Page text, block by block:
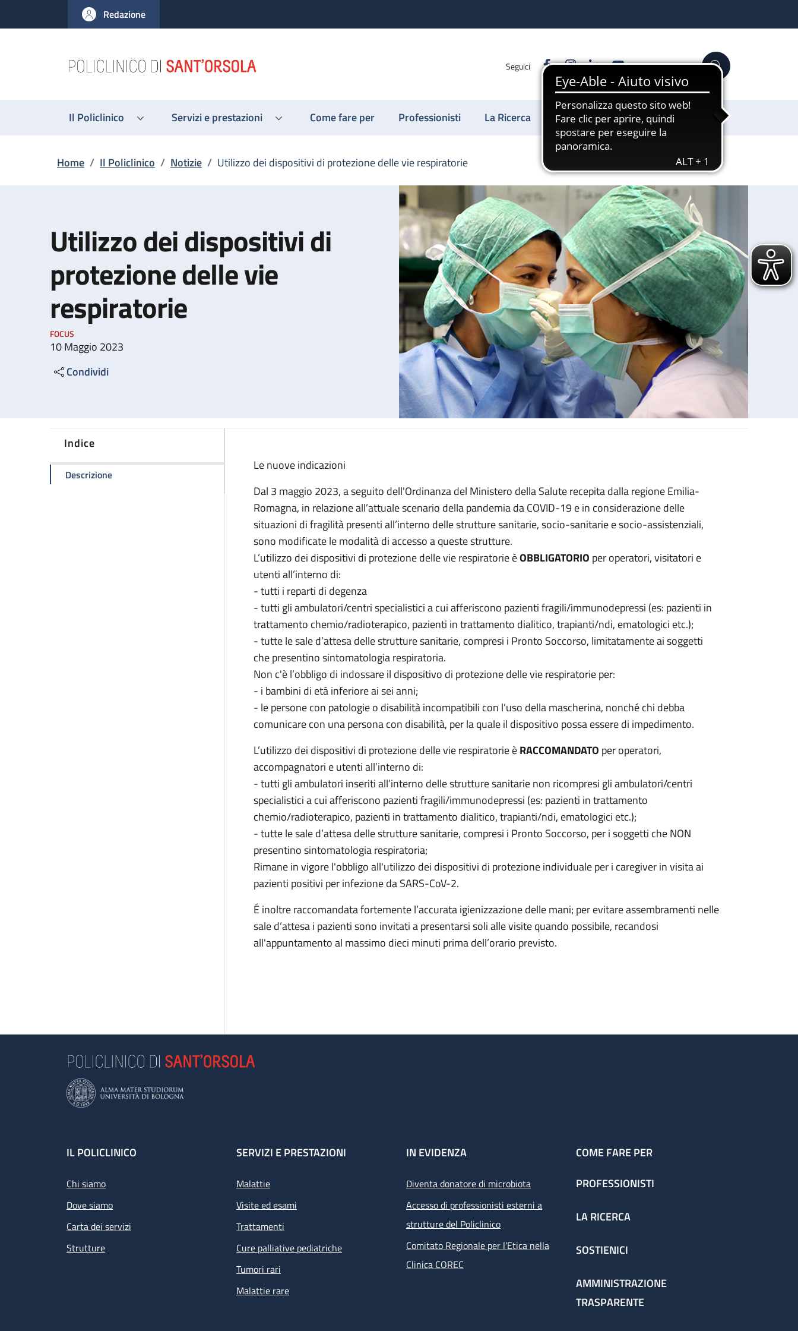
al contenuto principale
to footer content
Redazione
Seguici FacebookInstagram
LinkedinYouTube Cerca
Il Policlinico Servizi e prestazioni Come fare per Professionisti La Ricerca Sostienici
Briciole di pane
Home / Il Policlinico / Notizie / Utilizzo dei dispositivi di protezione delle vie respiratorie
Utilizzo dei dispositivi di
protezione delle vie
respiratorie
FOCUS
10 Maggio 2023
Condividi
Indice
Descrizionedella pagina Utilizzo dei dispositivi di protezione delle vie respiratorie
Le nuove indicazioni
Dal 3 maggio 2023, a seguito dell'Ordinanza del Ministero della Salute recepita dalla regione Emilia-
Romagna, in relazione all’attuale scenario della pandemia da COVID-19 e in considerazione delle
situazioni di fragilità presenti all’interno delle strutture sanitarie, socio-sanitarie e socio-assistenziali,
sono modificate le modalità di accesso a queste strutture.
L’utilizzo dei dispositivi di protezione delle vie respiratorie èOBBLIGATORIO per operatori, visitatori e
utenti all’interno di:
- tutti i reparti di degenza
- tutti gli ambulatori/centri specialistici a cui afferiscono pazienti fragili/immunodepressi (es: pazienti in
trattamento chemio/radioterapico, pazienti in trattamento dialitico, trapianti/ndi, ematologici etc.);
- tutte le sale d’attesa delle strutture sanitarie, compresi i Pronto Soccorso, limitatamente ai soggetti
che presentino sintomatologia respiratoria.
Non c'è l’obbligo di indossare il dispositivo di protezione delle vie respiratorie per:
- i bambini di età inferiore ai sei anni;
- le persone con patologie o disabilità incompatibili con l’uso della mascherina, nonché chi debba
comunicare con una persona con disabilità, per la quale il dispositivo possa essere di impedimento.
L’utilizzo dei dispositivi di protezione delle vie respiratorie èRACCOMANDATO per operatori,
accompagnatori e utenti all’interno di:
- tutti gli ambulatori inseriti all’interno delle strutture sanitarie non ricompresi gli ambulatori/centri
specialistici a cui afferiscono pazienti fragili/immunodepressi (es: pazienti in trattamento
chemio/radioterapico, pazienti in trattamento dialitico, trapianti/ndi, ematologici etc.);
- tutte le sale d’attesa delle strutture sanitarie, compresi i Pronto Soccorso, per i soggetti che NON
presentino sintomatologia respiratoria;
Rimane in vigore l'obbligo all'utilizzo dei dispositivi di protezione individuale per i caregiver in visita ai
pazienti positivi per infezione da SARS-CoV-2.
É inoltre raccomandata fortemente l’accurata igienizzazione delle mani; per evitare assembramenti nelle
sale d’attesa i pazienti sono invitati a presentarsi soli alle visite quando possibile, recandosi
all'appuntamento al massimo dieci minuti prima dell’orario previsto.
Footer
IL POLICLINICO
Chi siamo
Dove siamo
Carta dei servizi
Strutture
SERVIZI E PRESTAZIONI
Malattie
Visite ed esami
Trattamenti
Cure palliative pediatriche
Tumori rari
Malattie rare
IN EVIDENZA
Diventa donatore di microbiota
Accesso di professionisti esterni a
strutture del Policlinico
Comitato Regionale per l’Etica nella
Clinica COREC
COME FARE PER
PROFESSIONISTI
LA RICERCA
SOSTIENICI
AMMINISTRAZIONE
TRASPARENTE